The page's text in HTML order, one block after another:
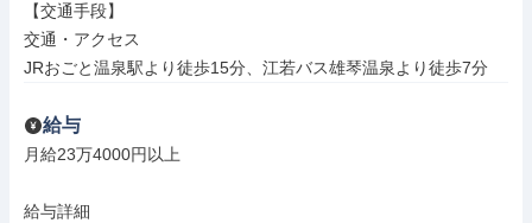
【交通手段】
交通・アクセス
JRおごと温泉駅より徒歩15分、江若バス雄琴温泉より徒歩7分
給与
月給23万4000円以上
給与詳細